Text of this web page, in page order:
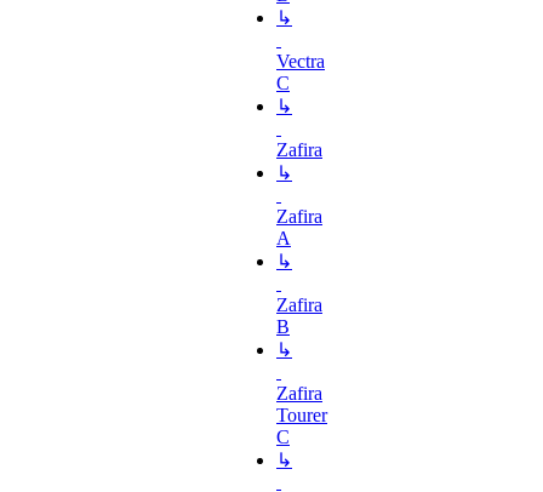
↳
Vectra
C
↳
Zafira
↳
Zafira
A
↳
Zafira
B
↳
Zafira
Tourer
C
↳